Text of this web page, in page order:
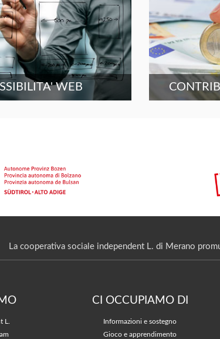
WEB
La cooperativa sociale independent L. di Merano
L.
CI OCCUPIAMO DI
Informazioni e sostegno
Gioco e apprendimento